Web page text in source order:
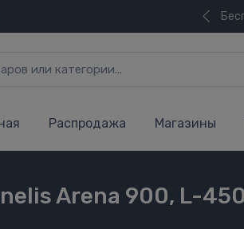
Распродажа Магазины
Arena 900, L-